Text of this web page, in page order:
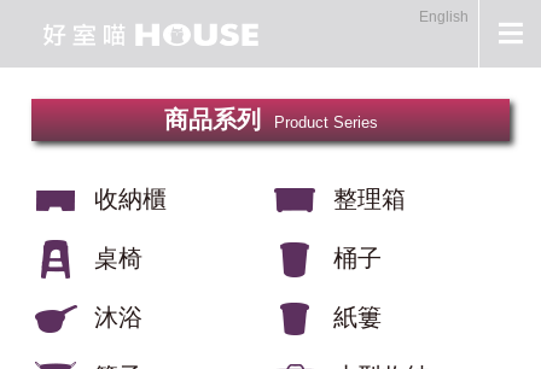
English
商品系列 Product Series
收納櫃 整理箱
桌椅 桶子
沐浴 紙簍